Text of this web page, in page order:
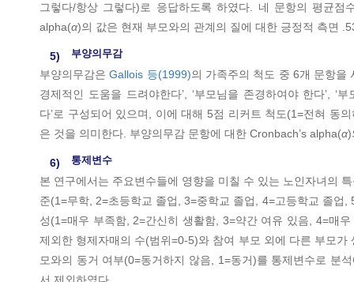
그렇다/항상 그렇다)로 응답하도록 하였다. 네 문항의 평균
alpha(α)의 값은 현재 부모와의 관계의 질에 대한 긍정적 측면
5) 부양의무감
부양의무감은Gallois 등(1999)의 가족주의 척도 중 6개 문항을
경제적인 도움을 드려야한다’, ‘부모님을 존경하여야 한다’, ‘
다’로 구성되어 있으며, 이에 대해 5점 리커트 척도(1=전혀 동
은 것을 의미한다. 부양의무감 문항에 대한 Cronbach’s alpha(α)
6) 통제변수
본 연구에서는 주요변수들에 영향을 미칠 수 있는 노인자녀의
준(1=무학, 2=초등학교 졸업, 3=중학교 졸업, 4=고등학교 졸
성(1=매우 부족함, 2=간신히 생활함, 3=약간 여유 있음, 4=매
제외한 형제자매의 수(범위=0-5)와 참여 부모 외에 다른 부모
모와의 동거 여부(0=동거하지 않음, 1=동거)를 통제변수로 분